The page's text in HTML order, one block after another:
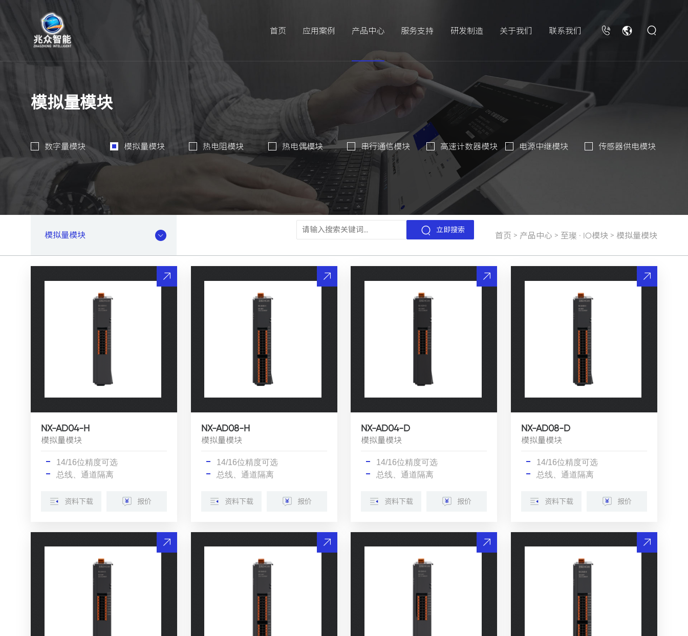
首页 应用案例 产品中心 服务支持 研发制造 关于我们 联系我们
模拟量模块
数字量模块 模拟量模块 热电阻模块 热电偶模块 串行通信模块 高速计数器模块 电源中继模块 传感器供电模块
模拟量模块
立即搜索
首页 > 产品中心 > 至璨 · IO模块 > 模拟量模块
NX-AD04-H
模拟量模块
14/16位精度可选
总线、通道隔离
资料下载 报价
NX-AD08-H
模拟量模块
14/16位精度可选
总线、通道隔离
资料下载 报价
NX-AD04-D
模拟量模块
14/16位精度可选
总线、通道隔离
资料下载 报价
NX-AD08-D
模拟量模块
14/16位精度可选
总线、通道隔离
资料下载 报价